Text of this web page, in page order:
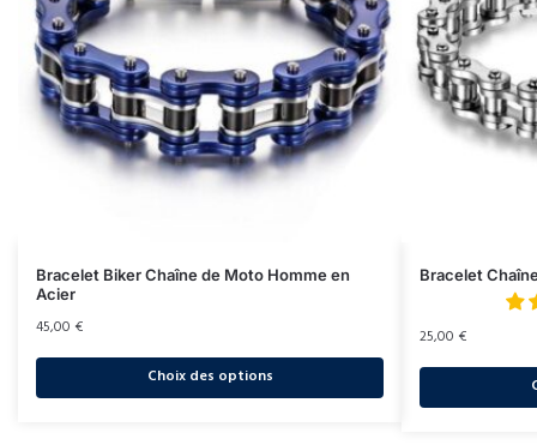
Bracelet Biker Chaîne de Moto Homme en
Acier
45,00 €
Choix des options
Bracelet
25,00 €